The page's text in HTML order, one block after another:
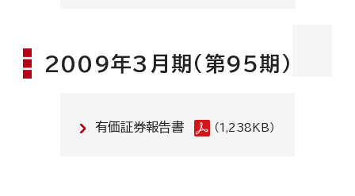
2009年3月期(第95期)
有価証券報告書 （1,238KB）